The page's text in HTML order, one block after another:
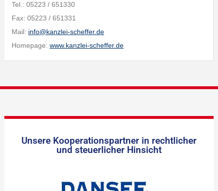
Tel.: 05223 / 651330
Fax: 05223 / 651331
Mail: info@kanzlei-scheffer.de
Homepage: www.kanzlei-scheffer.de
Unsere Kooperationspartner in rechtlicher
und steuerlicher Hinsicht